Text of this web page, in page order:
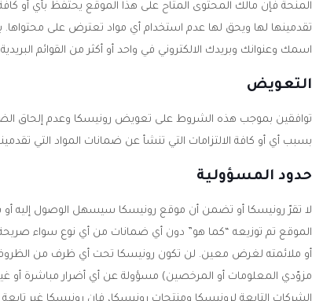
المنحة فإن مالك المحتوى المتاح على هذا الموقع يحتفظ بأي أو
تقدمينها لها ويحق لها عدم استخدام أي مواد تعترض على
اسمك وعنوانك وبريدك الالكتروني في واحد أو أكثر من القوائم
التعويض
توافقين بموجب هذه الشروط على تعويض رونيسكا وعدم إلحاق الضرر
بسبب أي أو كافة الالتزامات التي تنشأ عن ضمانات المواد التي
حدود المسؤولية
لا تقرّ رونيسكا أو تضمن أن موقع رونيسكا سيسهل الوصول إليه
الموقع تم توزيعه “كما هو” دون أي ضمانات من أي نوع سواء صريحة
أو ملائمته لغرض معين. لن تكون رونيسكا تحت أي ظرف من الظروف (أو
مزوّدي المعلومات أو المرخصين) مسؤولة عن أي أضرار مباشرة أو